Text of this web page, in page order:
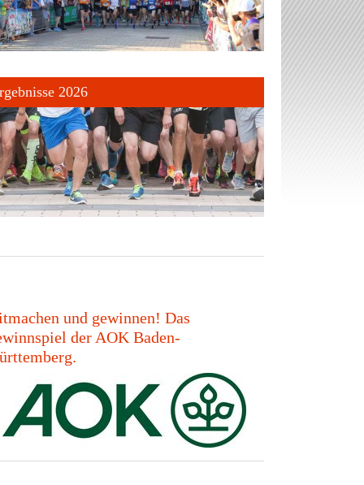
2026
und gewinnen! Das
der AOK Baden-